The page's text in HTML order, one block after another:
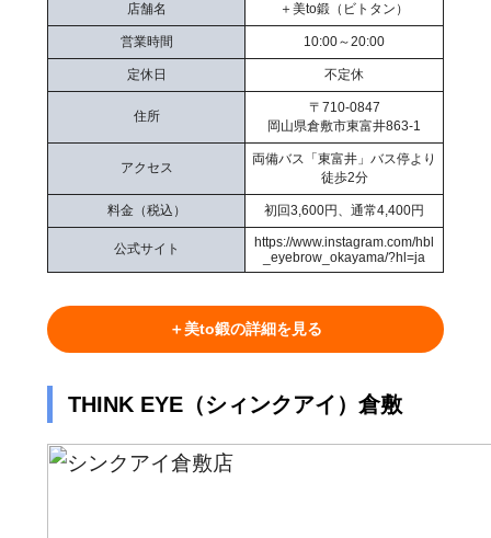
店舗名 ＋美to鍛（ビトタン）
営業時間 10:00～20:00
定休日 不定休
住所
〒710-0847
岡山県倉敷市東富井863-1
アクセス
両備バス「東富井」バス停より
徒歩2分
料金（税込） 初回3,600円、通常4,400円
公式サイト
https://www.instagram.com/hbl
_eyebrow_okayama/?hl=ja
＋美to鍛の詳細を見る
THINK EYE（シィンクアイ）倉敷